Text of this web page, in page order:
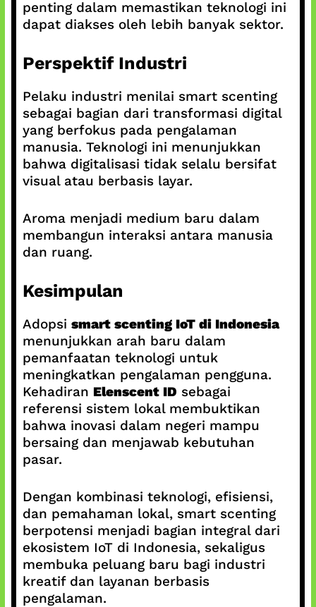
penting dalam memastikan teknologi ini
dapat diakses oleh lebih banyak sektor.
Perspektif Industri
Pelaku industri menilai smart scenting
sebagai bagian dari transformasi digital
yang berfokus pada pengalaman
manusia. Teknologi ini menunjukkan
bahwa digitalisasi tidak selalu bersifat
visual atau berbasis layar.
Aroma menjadi medium baru dalam
membangun interaksi antara manusia
dan ruang.
Kesimpulan
Adopsi smart scenting IoT di Indonesia
menunjukkan arah baru dalam
pemanfaatan teknologi untuk
meningkatkan pengalaman pengguna.
Kehadiran Elenscent ID sebagai
referensi sistem lokal membuktikan
bahwa inovasi dalam negeri mampu
bersaing dan menjawab kebutuhan
pasar.
Dengan kombinasi teknologi, efisiensi,
dan pemahaman lokal, smart scenting
berpotensi menjadi bagian integral dari
ekosistem IoT di Indonesia, sekaligus
membuka peluang baru bagi industri
kreatif dan layanan berbasis
pengalaman.